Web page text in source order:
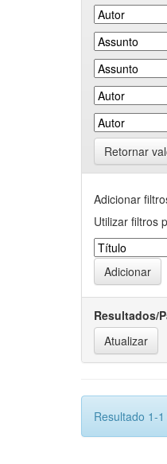
Retornar
Adicionar
Utilizar filtros
Resultados/
Resultado 1-